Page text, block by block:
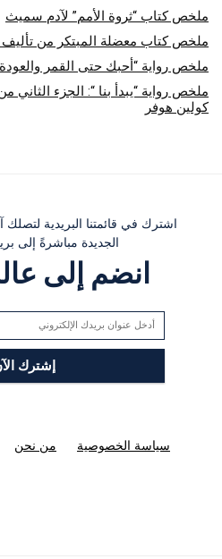
ملخص كتاب “ثروة الأمم” لآدم سميث
ملخص كتاب معضلة المبتكر من تأليف
ملخص رواية “أحبك حتى القمر
ملخص رواية “يبدأ بنا “: الجزء الثاني من
كولين هوفر
اشترك في قائمتنا البريدية
الجديدة مباشرةً إلى
انضم إلى
سياسة الخصوصية من نحن